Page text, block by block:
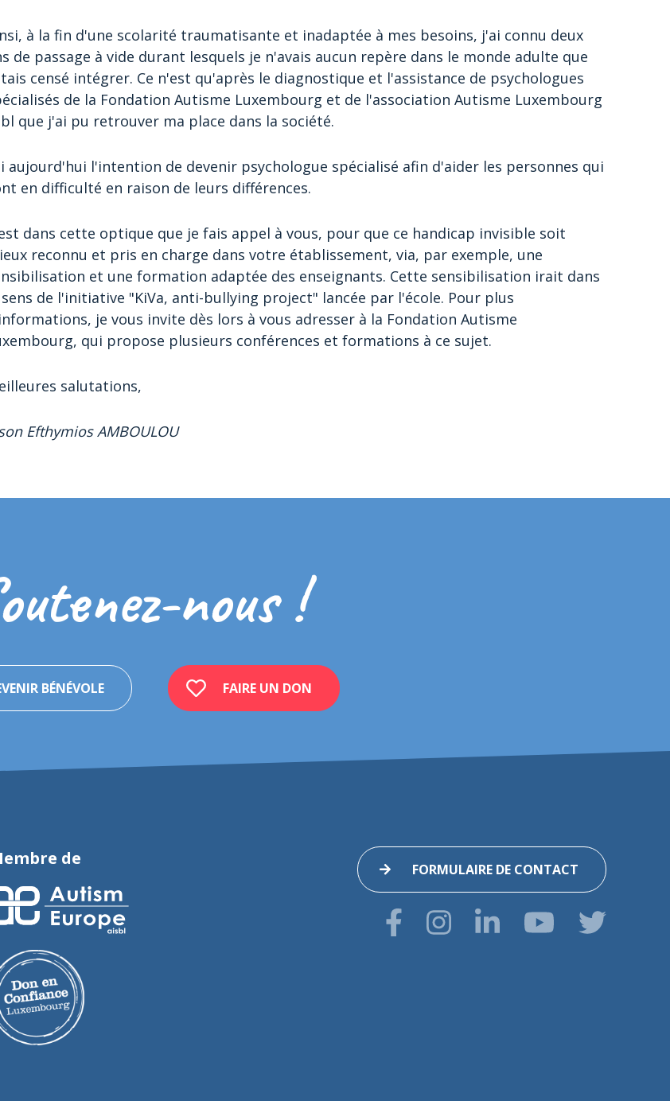
à la fin d'une scolarité traumatisante et inadaptée à mes besoins, j'ai connu deux
de passage à vide durant lesquels je n'avais aucun repère dans le monde adulte que
censé intégrer. Ce n'est qu'après le diagnostique et l'assistance de psychologues
de la Fondation Autisme Luxembourg et de l'association Autisme Luxembourg
que j'ai pu retrouver ma place dans la société.
aujourd'hui l'intention de devenir psychologue spécialisé afin d'aider les personnes qui
en difficulté en raison de leurs différences.
dans cette optique que je fais appel à vous, pour que ce handicap invisible soit
reconnu et pris en charge dans votre établissement, via, par exemple, une
et une formation adaptée des enseignants. Cette sensibilisation irait dans
sens de l'initiative "KiVa, anti-bullying project" lancée par l'école. Pour plus
je vous invite dès lors à vous adresser à la Fondation Autisme
qui propose plusieurs conférences et formations à ce sujet.
salutations,
Efthymios AMBOULOU
nous !
BÉNÉVOLE FAIRE UN DON
de
FORMULAIRE DE CONTACT